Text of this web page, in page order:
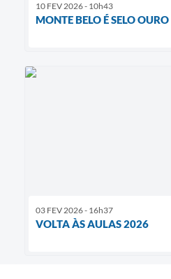
10 FEV 2026 - 10h43
MONTE BELO É SELO
03 FEV 2026 - 16h37
VOLTA ÀS AULAS 2026